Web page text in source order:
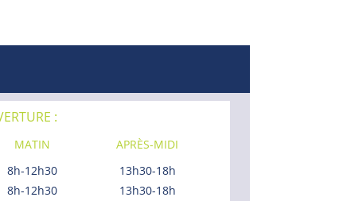
:
MATIN
APRÈS-MIDI
8h-12h30
13h30-18h
8h-12h30
13h30-18h